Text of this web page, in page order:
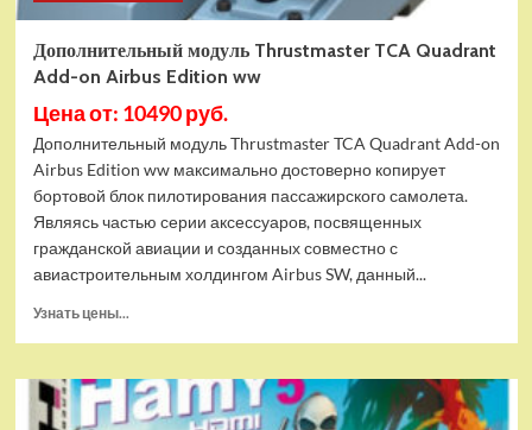
Дополнительный модуль Thrustmaster TCA Quadrant
Add-on Airbus Edition ww
Цена от: 10490 руб.
Дополнительный модуль Thrustmaster TCA Quadrant Add-on
Airbus Edition ww максимально достоверно копирует
бортовой блок пилотирования пассажирского самолета.
Являясь частью серии аксессуаров, посвященных
гражданской авиации и созданных совместно с
авиастроительным холдингом Airbus SW, данный...
Узнать цены...
Дополнительный
модуль
Thrustmaster